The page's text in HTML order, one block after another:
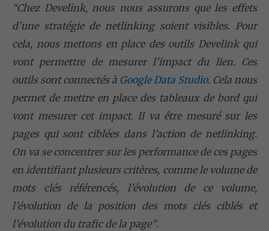
“Chez Develink, nous nous assurons que les effets
d’une stratégie de netlinking soient visibles. Pour
cela, nous mettons en place des outils Develink qui
vont permettre de mesurer l’impact du lien. Ces
outils sont connectés à Google Data Studio. Cela nous
permet de mettre en place des tableaux de bord qui
vont mesurer cet impact. Il va être mesuré sur les
pages qui sont ciblées dans l’action de netlinking.
On va se concentrer sur les performance de ces pages
en identifiant plusieurs critères, comme le volume de
mots clés référencés, l’évolution de ce volume,
l’évolution de la position des mots clés ciblés et
l’évolution du trafic de la page”.